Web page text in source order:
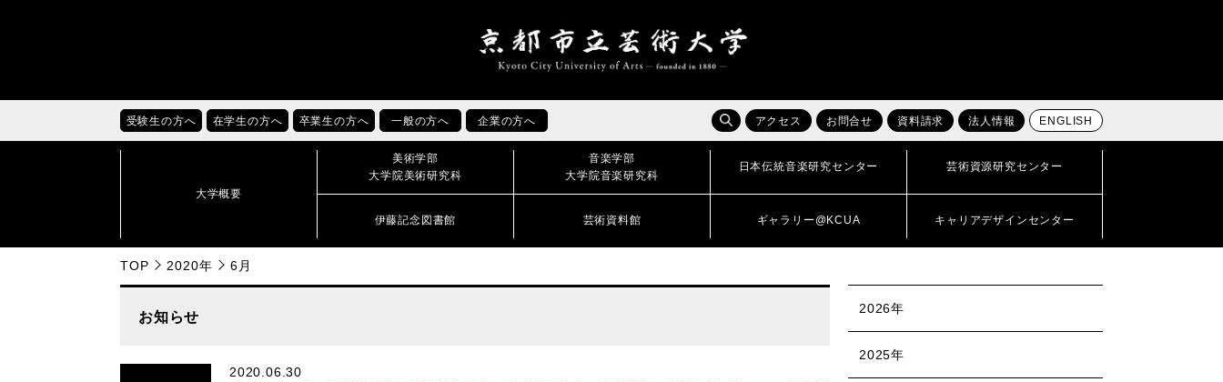
受験生の方へ 在学生の方へ 卒業生の方へ 一般の方へ 企業の方へ アクセス お問合せ 資料請求 法人情報 ENGLISH
大学概要
美術学部
大学院美術研究科
音楽学部
大学院音楽研究科
日本伝統音楽研究センター 芸術資源研究センター
伊藤記念図書館 芸術資料館 ギャラリー@KCUA キャリアデザインセンター
TOP 2020年 6月
お知らせ
2020.06.30
2026年
2025年